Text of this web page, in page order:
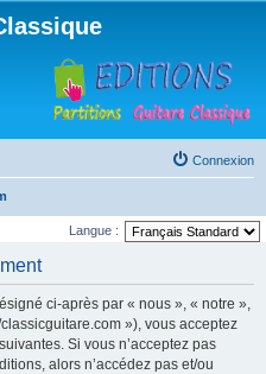
Connexion
Langue :
ci-après par « nous », « notre »,
»), vous acceptez
Si vous n’acceptez pas
alors n’accédez pas et/ou